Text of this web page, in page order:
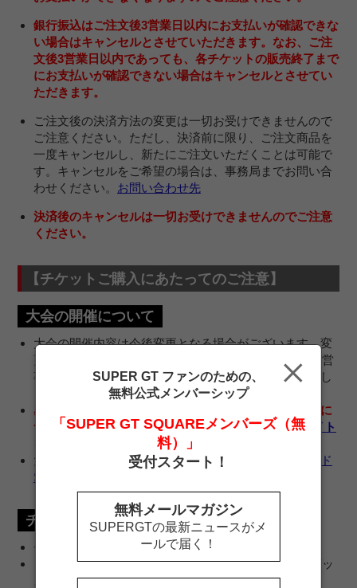
銀行振込はご注文後3営業日以内にお支払いが確認できな
い場合はキャンセルとさせていただきます。なお、ご注
文後3営業日以内であっても、各チケットの販売終了まで
にお支払いが確認できない場合はキャンセルとさせてい
ただきます。
ご注文後の決済方法の変更は一切お受けできませんので
ご注意ください。ただし、決済前に限り、ご注文商品を
一度キャンセルし、新たにご注文いただくことは可能で
す。キャンセルをご希望の場合は、事務局までお問い合
わせください。 お問い合わせ先
決済後のキャンセルは一切お受けできませんのでご注意
ください。
【チケットご購入にあたってのご注意】
大会の開催について
大会の開催内容は今後変更となる場合がございます。変
更があった場合は、SUPER GTサポーターズクラブ運営
事務局より、販売チケットに関する対応をご案内いたし
感染症対策を始めとした、ご来場者向けの各種ご案内に
ついて、最新情報は スポーツランドSUGOのWEBサイト
大会中に実施されるイベントなど詳細は
スポーツランド
SUGOのWEBサイト
チケットの発送について
チケットは9月8日（木）より発送を開始いたします。
「SUPER GTサポーターズクラブ観戦券購入者限定グッ
ズ」はチケットと同封してお届けいたします。
SUPER GT ファンのための、
無料公式メンバーシップ
「SUPER GT SQUAREメンバーズ（無
料）」
受付スタート！
無料メールマガジン
SUPERGTの最新ニュースがメ
ールで届く！